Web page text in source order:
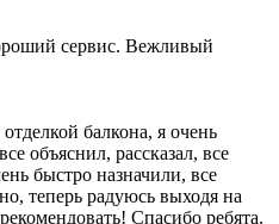
сервис. Вежливый
балкона, я очень
объяснил, рассказал, все
быстро назначили, все
теперь радуюсь выходя на
Спасибо ребята.